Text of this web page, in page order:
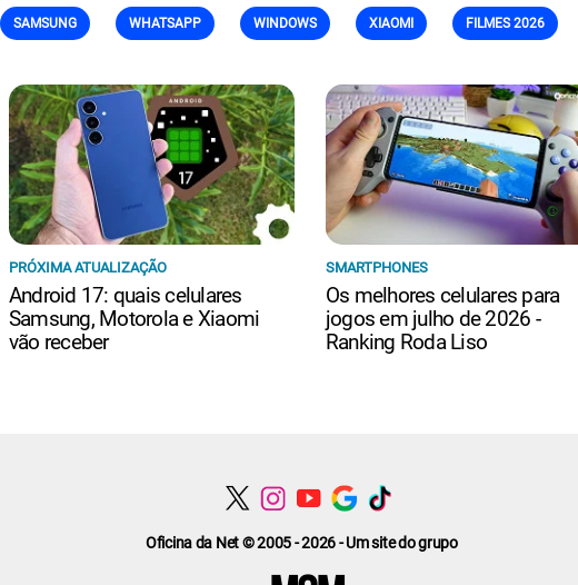
SAMSUNG WHATSAPP WINDOWS XIAOMI FILMES 2026
PRÓXIMA ATUALIZAÇÃO
Android 17: quais celulares
Samsung, Motorola e Xiaomi
vão receber
SMARTPHONES
Os melhores celulares para
jogos em julho de 2026 -
Ranking Roda Liso
Oficina da Net © 2005 - 2026 - Um site do grupo